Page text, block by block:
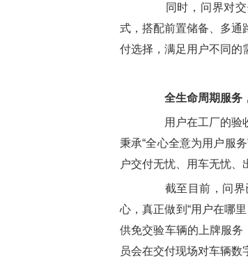
同时，问界对交
式，搭配前置储备、多通
付选择，满足用户不同的
全生命周期服务
用户在工厂的验收
秉承“全心全意为用户服
户交付无忧、用车无忧、
截至目前，问界已
心，真正做到“用户在哪
供免交验车辆的上牌服务
员会在交付现场对车辆